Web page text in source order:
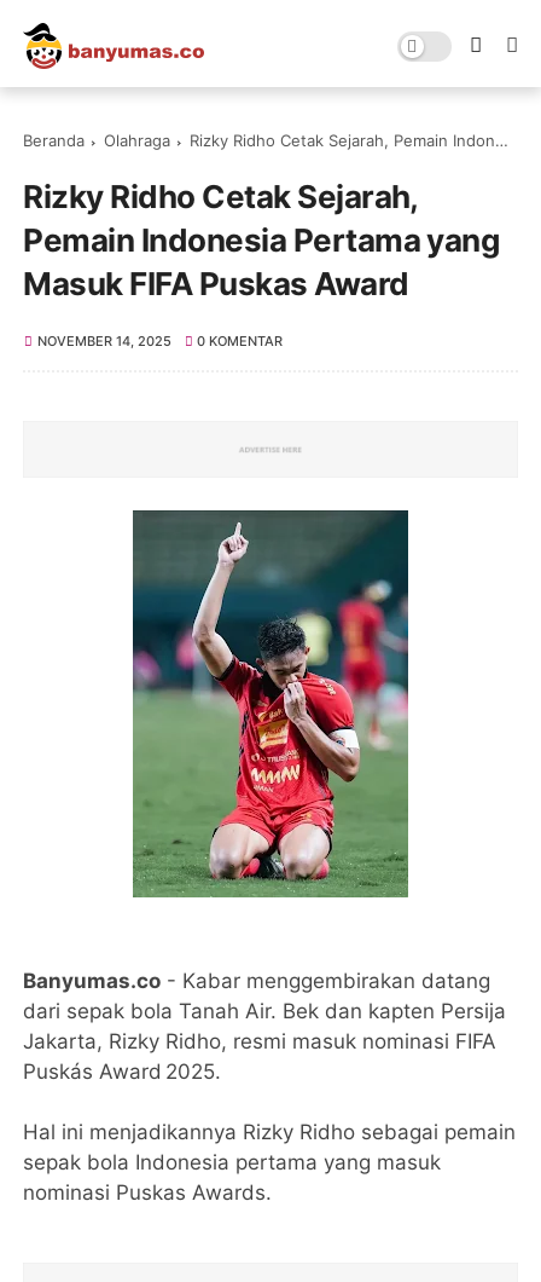
Beranda Olahraga Rizky Ridho Cetak Sejarah, Pemain Indonesia Pertama yang Masuk FIFA Puskas Award
Rizky Ridho Cetak Sejarah,
Pemain Indonesia Pertama yang
Masuk FIFA Puskas Award
NOVEMBER 14, 2025 0 KOMENTAR
Banyumas.co - Kabar menggembirakan datang
dari sepak bola Tanah Air. Bek dan kapten Persija
Jakarta, Rizky Ridho, resmi masuk nominasi FIFA
Puskás Award 2025.
Hal ini menjadikannya Rizky Ridho sebagai pemain
sepak bola Indonesia pertama yang masuk
nominasi Puskas Awards.